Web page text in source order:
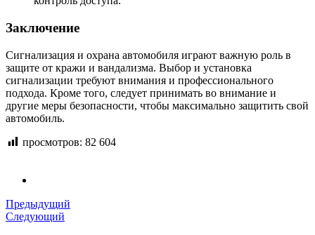
Заключение
Сигнализация и охрана автомобиля играют важную роль в
защите от кражи и вандализма. Выбор и установка
сигнализации требуют внимания и профессионального
подхода. Кроме того, следует принимать во внимание и
другие меры безопасности, чтобы максимально защитить свой
автомобиль.
просмотров: 82 604
Предыдущий
Следующий